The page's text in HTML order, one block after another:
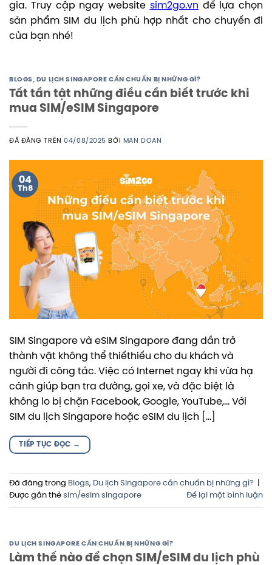
gia. Truy cập ngay website sim2go.vnđể lựa chọn
sản phẩm SIM du lịch phù hợp nhất cho chuyến đi
của bạn nhé!
BLOGS, DU LỊCH SINGAPORE CẦN CHUẨN BỊ NHỮNG GÌ?
Tất tần tật những điều cần biết trước khi
mua SIM/eSIM Singapore
ĐÃ ĐĂNG TRÊN04/08/2025 BỞI MAN DOAN
04
Th8
SIM Singapore và eSIM Singapore đang dần trở
thành vật không thể thiếthiếu cho du khách và
người đi công tác. Việc có Internet ngay khi vừa hạ
cánh giúp bạn tra đường, gọi xe, và đặc biệt là
không lo bị chặn Facebook, Google, YouTube,… Với
SIM du lịch Singapore hoặc eSIM du lịch […]
TIẾP TỤC ĐỌC →
Đã đăng trong Blogs, Du lịch Singapore cần chuẩn bị những gì?
Được gắn thẻ sim/esim singapore Để lại một bình luận
DU LỊCH SINGAPORE CẦN CHUẨN BỊ NHỮNG GÌ?
Làm thế nào để chọn SIM/eSIM du lịch phù